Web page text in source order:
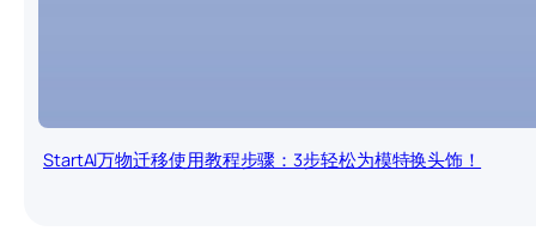
StartAI万物迁移使用教程步骤：3步轻松为模特换头饰！